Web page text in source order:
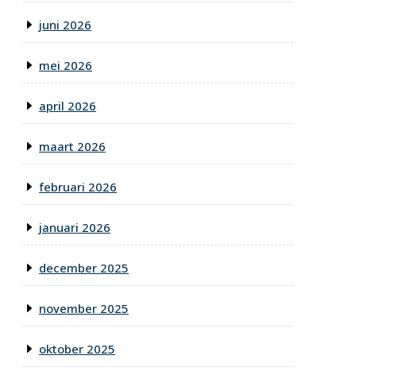
juni 2026
mei 2026
april 2026
maart 2026
februari 2026
januari 2026
december 2025
november 2025
oktober 2025